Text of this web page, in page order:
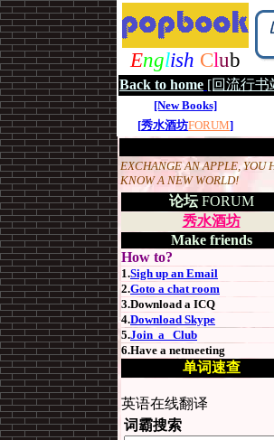
English Club
Back to home [回流行书
[New Books]
[秀水酒坊FORUM]
EXCHANGE AN APPLE, YOU
KNOW A NEW WORLD!
论坛FORUM
秀水酒坊
Make friends
How to?
1.Sigh up an Email
2.Goto a chat room
3.Download a ICQ
4.Download Skype
5.Join a Club
6.Have a netmeeting
单词速查
英语在线翻译
词霸搜索